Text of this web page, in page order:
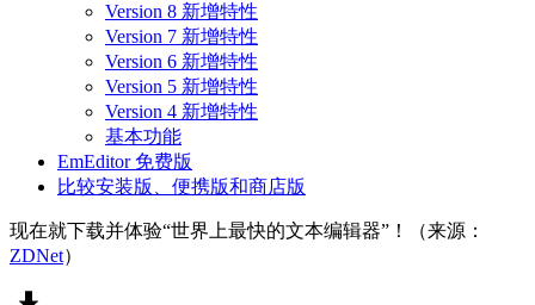
Version 8 新增特性
Version 7 新增特性
Version 6 新增特性
Version 5 新增特性
Version 4 新增特性
基本功能
EmEditor 免费版
比较安装版、便携版和商店版
现在就下载并体验“世界上最快的文本编辑器”！（来源：
ZDNet）